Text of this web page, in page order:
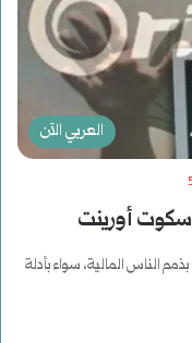
العربي الآن
سكوت أورينت
الناس المالية، سواء بأدلة